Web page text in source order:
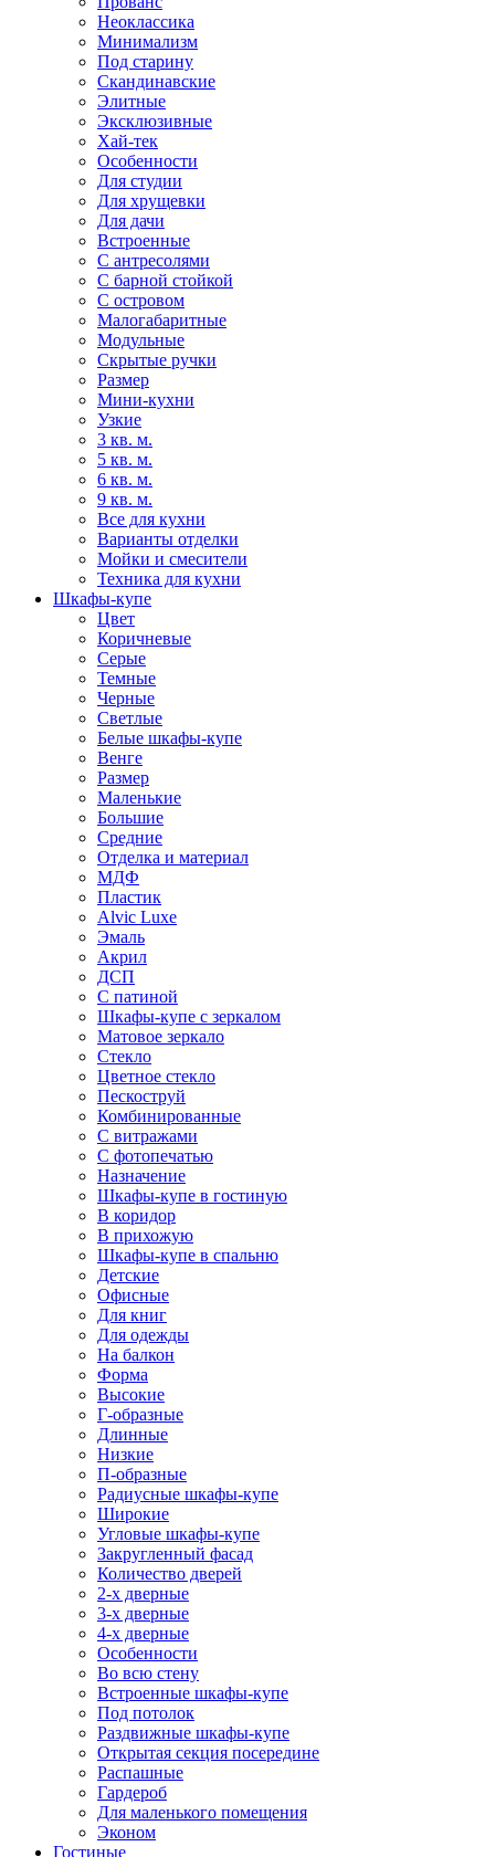
Неоклассика
Минимализм
Под старину
Скандинавские
Элитные
Эксклюзивные
Хай-тек
Особенности
Для студии
Для хрущевки
Для дачи
Встроенные
С антресолями
С барной стойкой
С островом
Малогабаритные
Модульные
Скрытые ручки
Размер
Мини-кухни
Узкие
3 кв. м.
5 кв. м.
6 кв. м.
9 кв. м.
Все для кухни
Варианты отделки
Мойки и смесители
Техника для кухни
Шкафы-купе
Цвет
Коричневые
Серые
Темные
Черные
Светлые
Белые шкафы-купе
Венге
Размер
Маленькие
Большие
Средние
Отделка и материал
МДФ
Пластик
Alvic Luxe
Эмаль
Акрил
ДСП
С патиной
Шкафы-купе с зеркалом
Матовое зеркало
Стекло
Цветное стекло
Пескоструй
Комбинированные
С витражами
С фотопечатью
Назначение
Шкафы-купе в гостиную
В коридор
В прихожую
Шкафы-купе в спальню
Детские
Офисные
Для книг
Для одежды
На балкон
Форма
Высокие
Г-образные
Длинные
Низкие
П-образные
Радиусные шкафы-купе
Широкие
Угловые шкафы-купе
Закругленный фасад
Количество дверей
2-х дверные
3-х дверные
4-х дверные
Особенности
Во всю стену
Встроенные шкафы-купе
Под потолок
Раздвижные шкафы-купе
Открытая секция посередине
Распашные
Гардероб
Для маленького помещения
Эконом
Гостиные